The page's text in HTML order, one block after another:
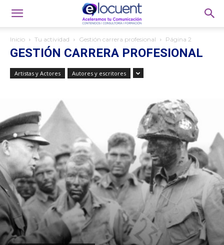
Inicio Tu actividad Gestión carrera profesional Página 2
GESTIÓN CARRERA PROFESIONAL
Artistas y Actores Autores y escritores